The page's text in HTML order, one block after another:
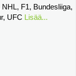
F1, Bundesliiga,
UFC Lisää...